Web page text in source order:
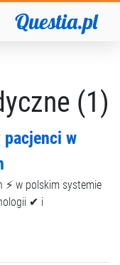
Questia.pl
(1)
pacjenci w
w polskim systemie
✔ i